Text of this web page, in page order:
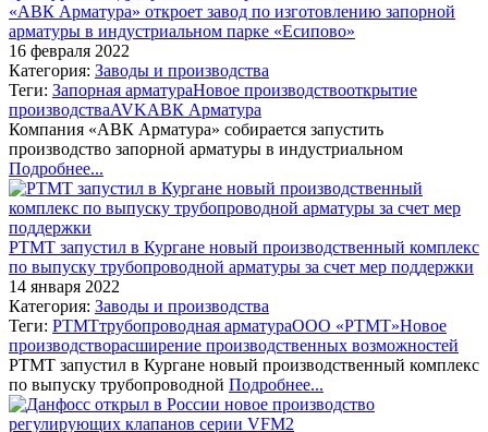
«АВК Арматура» откроет завод по изготовлению запорной
арматуры в индустриальном парке «Есипово»
16 февраля 2022
Категория: Заводы и производства
Теги: Запорная арматураНовое производствооткрытие
производстваAVKАВК Арматура
Компания «АВК Арматура» собирается запустить
производство запорной арматуры в индустриальном
Подробнее...
РТМТ запустил в Кургане новый производственный комплекс
по выпуску трубопроводной арматуры за счет мер поддержки
14 января 2022
Категория: Заводы и производства
Теги: РТМТтрубопроводная арматураООО «РТМТ»Новое
производстворасширение производственных возможностей
РТМТ запустил в Кургане новый производственный комплекс
по выпуску трубопроводной Подробнее...